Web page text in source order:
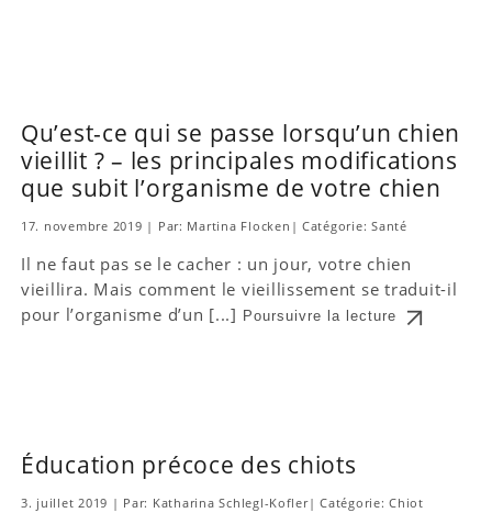
Qu’est-ce qui se passe lorsqu’un chien
vieillit ? – les principales modifications
que subit l’organisme de votre chien
17. novembre 2019 | Par: Martina Flocken | Catégorie:Santé
Il ne faut pas se le cacher : un jour, votre chien
vieillira. Mais comment le vieillissement se traduit-il
pour l’organisme d’un [...]
Poursuivre la lecture
Éducation précoce des chiots
3. juillet 2019 | Par: Katharina Schlegl-Kofler| Catégorie:Chiot